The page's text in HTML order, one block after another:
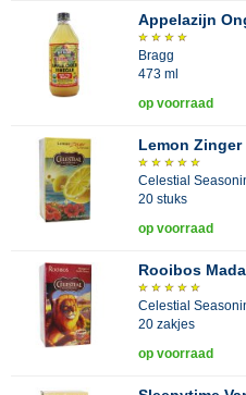
Appelazijn
Bragg
473 ml
op voorraad
Lemon Zinger
Celestial
20 stuks
op voorraad
Rooibos
Celestial
20 zakjes
op voorraad